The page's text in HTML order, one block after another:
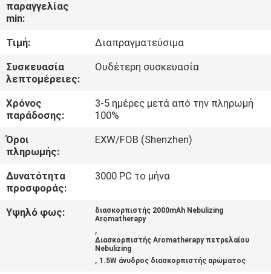
ΈΛΕΓΧΟΣ
ΜΑΣ
ΕΛΆΤΕ
ΕΠΑΦΉ
ΜΕ
ΖΗΤΉΣΤΕ
ΈΝΑ
ΑΠΌΣΠΑΣΜΑ
παραγγελίας
min:
Τιμή:
Διαπραγματεύσιμα
Συσκευασία
λεπτομέρειες:
Ουδέτερη συσκευασία
Χρόνος
παράδοσης:
3-5 ημέρες μετά από την πληρωμή
100%
Όροι
πληρωμής:
EXW/FOB (Shenzhen)
Δυνατότητα
προσφοράς:
3000 PC το μήνα
Υψηλό φως:
διασκορπιστής 2000mAh Nebulizing
Aromatherapy
,
Διασκορπιστής Aromatherapy πετρελαίου
Nebulizing
, 1.5W άνυδρος διασκορπιστής αρώματος